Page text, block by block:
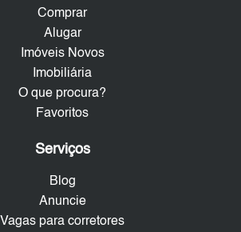
Comprar
Alugar
Imóveis Novos
Imobiliária
O que procura?
Favoritos
Serviços
Blog
Anuncie
Vagas para corretores